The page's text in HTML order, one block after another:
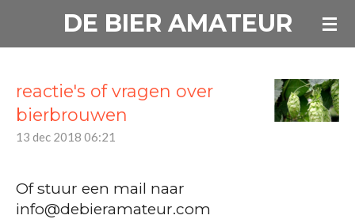
DE BIER AMATEUR
reactie's of vragen over
bierbrouwen
13 dec 2018 06:21
Of stuur een mail naar
info@debieramateur.com